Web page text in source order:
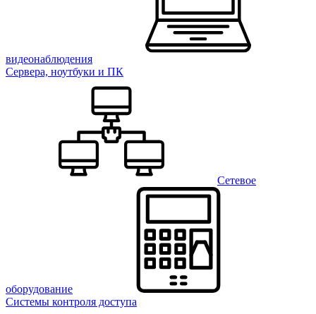
видеонаблюдения
Сервера, ноутбуки и ПК
Сетевое
оборудование
Системы контроля доступа